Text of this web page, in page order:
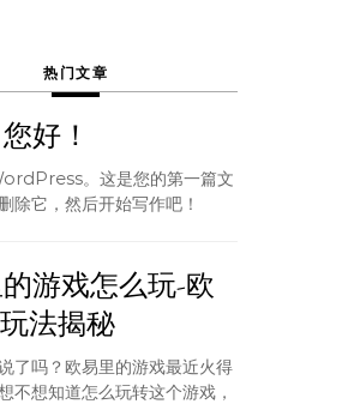
热门文章
好！
。这是您的第一篇文
除它，然后开始写作吧！
游戏怎么玩-欧
法揭秘
了吗？欧易里的游戏最近火得
不想知道怎么玩转这个游戏，